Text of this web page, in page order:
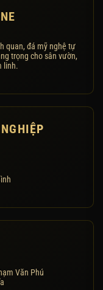
quan, đá mỹ nghệ tự
trọng cho sân vườn,
linh.
Văn Phú